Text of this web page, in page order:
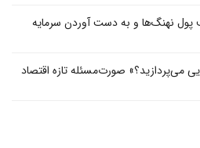
پول‌ نهنگ‌ها و به دست آوردن سرمایه
می‌پردازید؟» صورت‌مسئله تازه اقتصاد